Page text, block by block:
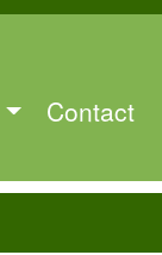
Contact